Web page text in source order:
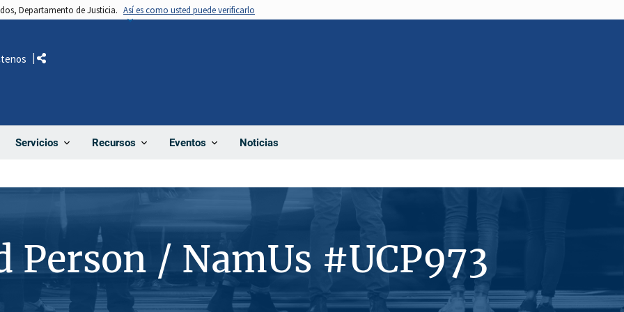
Departamento de Justicia. Así es como usted puede verificarlo
Servicios Recursos Eventos Noticias
Comparte
Person / NamUs #UCP973